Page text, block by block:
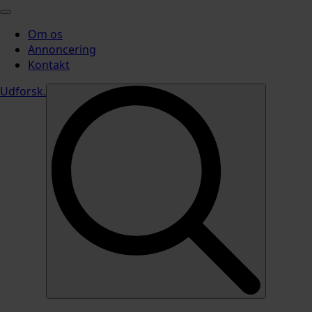
Om os
Annoncering
Kontakt
Udforsk.